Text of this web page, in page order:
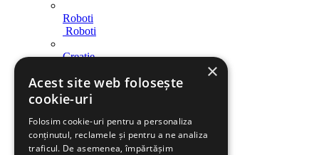
Roboti
Roboti
Creatie
Indemanare
Indemanare
Arme
Arme
×
Acest site web folosește
cookie-uri
Folosim cookie-uri pentru a personaliza
conținutul, reclamele și pentru a ne analiza
traficul. De asemenea, împărtășim